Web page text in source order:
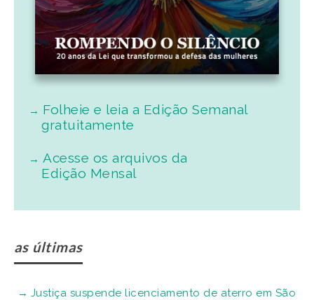
Folheie e leia a Edição Semanal
gratuitamente
Acesse os arquivos da
Edição Mensal
as últimas
Justiça suspende licenciamento de aterro em São